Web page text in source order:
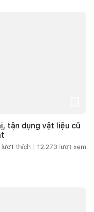
tận dụng vật liệu cũ
lượt thích | 12.273 lượt xem